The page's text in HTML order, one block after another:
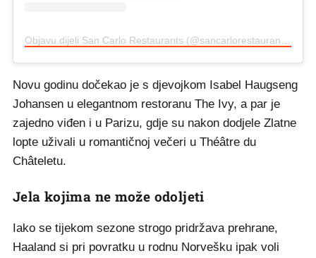
Novu godinu dočekao je s djevojkom Isabel Haugseng
Johansen u elegantnom restoranu The Ivy, a par je
zajedno viđen i u Parizu, gdje su nakon dodjele Zlatne
lopte uživali u romantičnoj večeri u Théâtre du
Châteletu.
Jela kojima ne može odoljeti
Iako se tijekom sezone strogo pridržava prehrane,
Haaland si pri povratku u rodnu Norvešku ipak voli